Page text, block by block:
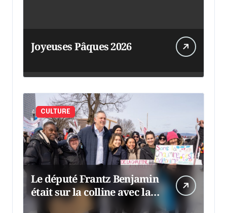
Joyeuses Pâques 2026
CULTURE
Le député Frantz Benjamin
était sur la colline avec la
chaumine